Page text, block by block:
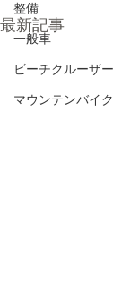
整備
一般車
ビーチクルーザー
マウンテンバイク
最新記事